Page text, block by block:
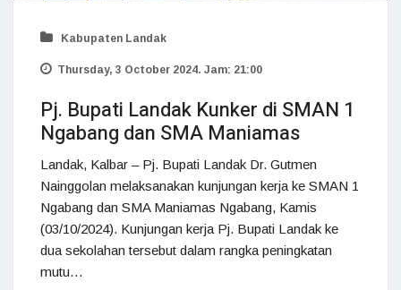
Kabupaten Landak
Thursday, 3 October 2024. Jam: 21:00
Pj. Bupati Landak Kunker di SMAN 1
Ngabang dan SMA Maniamas
Landak, Kalbar – Pj. Bupati Landak Dr. Gutmen
Nainggolan melaksanakan kunjungan kerja ke SMAN 1
Ngabang dan SMA Maniamas Ngabang, Kamis
(03/10/2024). Kunjungan kerja Pj. Bupati Landak ke
dua sekolahan tersebut dalam rangka peningkatan
mutu…